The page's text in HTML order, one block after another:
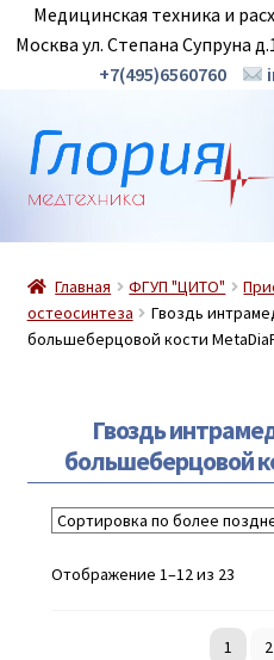
Медицинская техника и
Москва ул. Степана Супруна
+7(495)6560760
Перейти
к
навигации
Перейти
к
содержимому
О нас
Новинки
Контакты
Главная ФГУП "ЦИТО"
остеосинтеза
Гвоздь
большеберцовой кости
Гвоздь
большеберцовой
Отображение 1–12 из 23
1 2